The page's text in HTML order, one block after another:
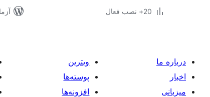
20+ نصب فعال
درباره ما
اخبار
میزبانی
ویترین
پوسته‌ها
افزونه‌ها